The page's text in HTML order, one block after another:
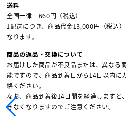
送料
全国一律 660円（税込）
1配送につき、商品代金13,000円（税込
なります。
商品の返品・交換について
お届けした商品が不良品または、異なる
能ですので、商品到着日から14日以内に
絡ください。
なお、商品到着後14日間を経過しますと
きなくなりますのでご注意ください。